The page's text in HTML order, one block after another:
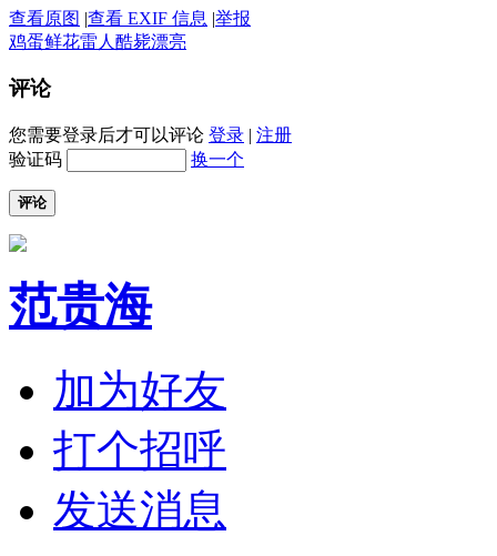
查看原图 |查看 EXIF 信息 |举报
鸡蛋鲜花雷人 酷毙漂亮
评论
您需要登录后才可以评论 登录 | 注册
验证码
换一个
评论
范贵海
加为好友
打个招呼
发送消息